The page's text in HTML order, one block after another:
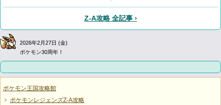
Z-A攻略 全記事 ›
2026年2月27日 (金)
ポケモン30周年！
ポケモン王国攻略館
ポケモンレジェンズZ-A攻略